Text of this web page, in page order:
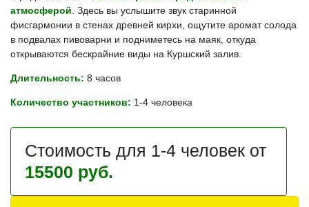
атмосферой. Здесь вы услышите звук старинной
фисгармонии в стенах древней кирхи, ощутите аромат солода
в подвалах пивоварни и подниметесь на маяк, откуда
открываются бескрайние виды на Куршский залив.
Длительность: 8 часов
Количество участников: 1-4 человека
Стоимость для 1-4 человек от
15500 руб.